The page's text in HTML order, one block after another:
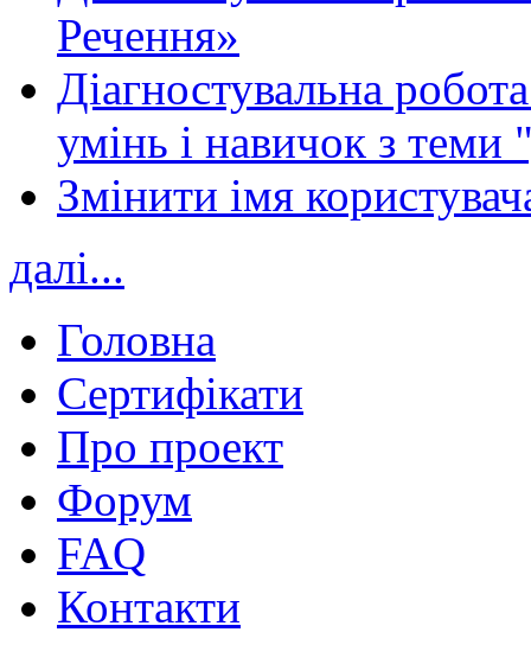
Речення»
Діагностувальна
умінь і навичок з теми
Змінити імя
далі...
Головна
Сертифікати
Про проект
Форум
FAQ
Контакти